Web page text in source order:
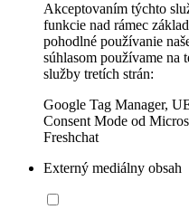
Akceptovaním týchto
funkcie nad rámec
pohodlné používanie
súhlasom používame na
služby tretích strán:
Google Tag Manager,
Consent Mode od
Freshchat
Externý mediálny obsah